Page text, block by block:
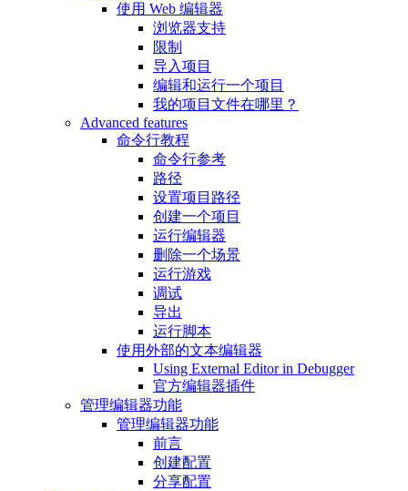
使用 Web 编辑器
浏览器支持
限制
导入项目
编辑和运行一个项目
我的项目文件在哪里？
Advanced features
命令行教程
命令行参考
路径
设置项目路径
创建一个项目
运行编辑器
删除一个场景
运行游戏
调试
导出
运行脚本
使用外部的文本编辑器
Using External Editor in Debugger
官方编辑器插件
管理编辑器功能
管理编辑器功能
前言
创建配置
分享配置